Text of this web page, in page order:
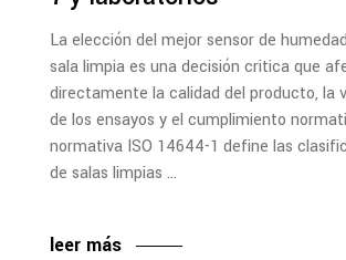
La elección del mejor sensor de
sala limpia es una decisión critica que
directamente la calidad del producto, la
de los ensayos y el cumplimiento
normativa ISO 14644-1 define las
de salas limpias
leer más